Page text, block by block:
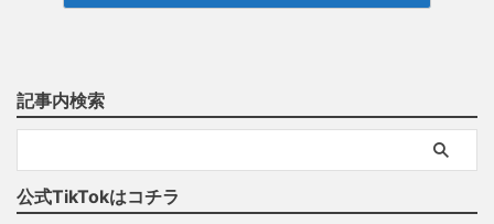
記事内検索
公式TikTokはコチラ